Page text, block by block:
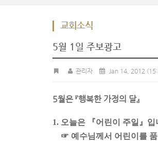
교회소식
5월 1일 주보광고
관리자 Jan 14, 2012
5월은 『행복한 가정의 달』
1. 오늘은 『어린이 주일』
☞ 예수님께서 어린이를